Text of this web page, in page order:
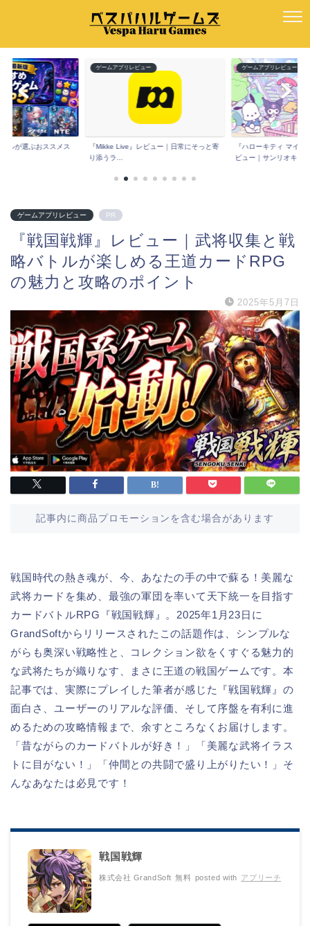
ルが選ぶおススメス
ゲームアプリレビュー
『Mikke Live』レビュー｜日常にそっと寄
り添うラ...
ゲームアプリレビュー
『ハローキティ マイド
ビュー｜サンリオキ...
ゲームアプリレビュー PR
『戦国戦輝』レビュー｜武将収集と戦
略バトルが楽しめる王道カードRPG
の魅力と攻略のポイント
2025年5月7日
記事内に商品プロモーションを含む場合があります
戦国時代の熱き魂が、今、あなたの手の中で蘇る！美麗な
武将カードを集め、最強の軍団を率いて天下統一を目指す
カードバトルRPG『戦国戦輝』。2025年1月23日に
GrandSoftからリリースされたこの話題作は、シンプルな
がらも奥深い戦略性と、コレクション欲をくすぐる魅力的
な武将たちが織りなす、まさに王道の戦国ゲームです。本
記事では、実際にプレイした筆者が感じた『戦国戦輝』の
面白さ、ユーザーのリアルな評価、そして序盤を有利に進
めるための攻略情報まで、余すところなくお届けします。
「昔ながらのカードバトルが好き！」「美麗な武将イラス
トに目がない！」「仲間との共闘で盛り上がりたい！」そ
んなあなたは必見です！
戦国戦輝
株式会社 GrandSoft 無料 posted with アプリーチ